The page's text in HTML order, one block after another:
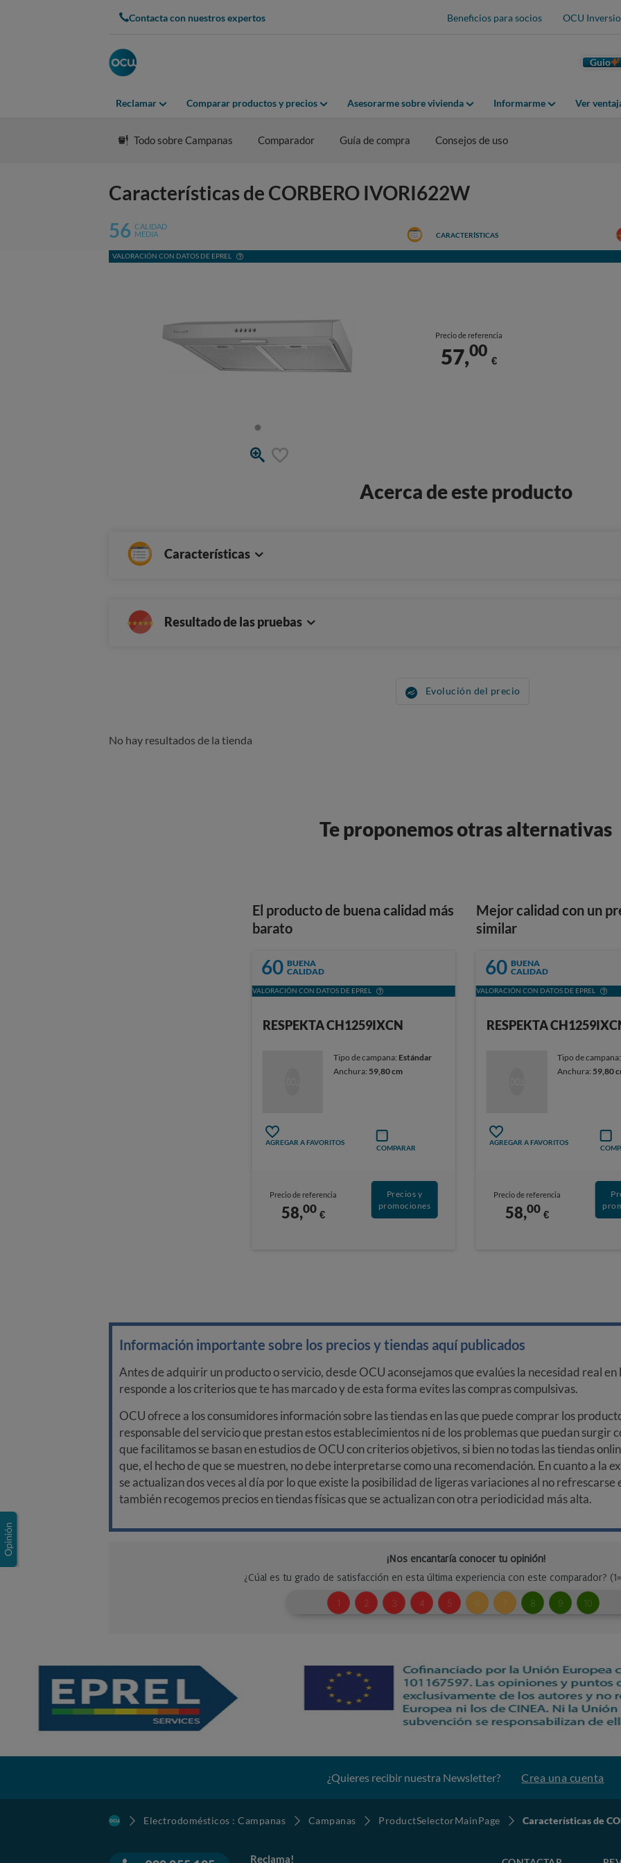
Contacta con nuestros expertos Beneficios para socios OCU
Guio
Reclamar Comparar productos y precios Asesorarme sobre vivienda Informarme Ver
Todo sobre Campanas Comparador Guía de compra Consejos de uso
Características de CORBERO IVORI622W
56 CALIDAD
MEDIA
VALORACIÓN CON DATOS DE EPREL
CARACTERÍSTICAS
Precio de referencia
57,00
€
Acerca de este producto
Características
Resultado de las pruebas
Evolución del precio
No hay resultados de la tienda
Te proponemos otras alternativas
El producto de buena calidad más
barato
60 BUENA
CALIDAD
VALORACIÓN CON DATOS DE EPREL
RESPEKTA CH1259IXCN
Tipo de campana: Estándar
Anchura: 59,80 cm
AGREGAR A FAVORITOS
COMPARAR
Precio de referencia
58,00 €
Precios y
promociones
Mejor calidad con un
similar
60 BUENA
CALIDAD
VALORACIÓN CON DATOS DE EPREL
RESPEKTA
Tipo de
Anchura: 59,80
AGREGAR A FAVORITOS
Precio de referencia
58,00 €
Información importante sobre los precios y tiendas aquí publicados
Antes de adquirir un producto o servicio, desde OCU aconsejamos que evalúes la necesidad real
responde a los criterios que te has marcado y de esta forma evites las compras compulsivas.
OCU ofrece a los consumidores información sobre las tiendas en las que puede comprar los
responsable del servicio que prestan estos establecimientos ni de los problemas que puedan surgir
que facilitamos se basan en estudios de OCU con criterios objetivos, si bien no todas las tiendas
que, el hecho de que se muestren, no debe interpretarse como una recomendación. En cuanto a la
se actualizan dos veces al día por lo que existe la posibilidad de ligeras variaciones al no refrescarse
también recogemos precios en tiendas físicas que se actualizan con otra periodicidad más alta.
¿Quieres recibir nuestra Newsletter? Crea una cuenta
Electrodomésticos : Campanas Campanas ProductSelectorMainPage Características de
Reclama!